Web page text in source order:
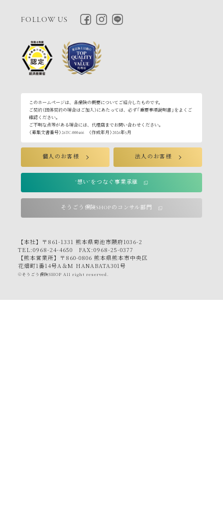
FOLLOW US
このホームページは、各保険の概要についてご紹介したものです。
ご契約（団体契約の場合はご加入）にあたっては、必ず「重要事項説明書」をよくご
確認ください。
ご不明な点等がある場合には、代理店までお問い合わせください。
〈募集文書番号〉26TC-000466 〈作成年月〉2026年5月
個人のお客様 法人のお客様
“想い”をつなぐ事業承継
そうごう保険SHOPのコンサル部門
【本社】〒861-1331 熊本県菊池市隈府1036-2
TEL:0968-24-4650 FAX:0968-25-0377
【熊本営業所】〒860-0806 熊本県熊本市中央区
花畑町1番14号A＆M HANABATA301号
©そうごう保険SHOP All right reserved.